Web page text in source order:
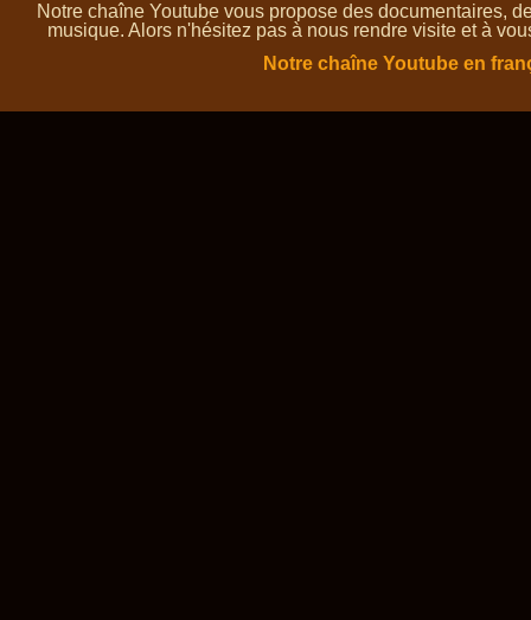
Notre chaîne Youtube vous propose des documentaires,
musique. Alors n'hésitez pas à nous rendre visite et à
Notre chaîne Youtube en